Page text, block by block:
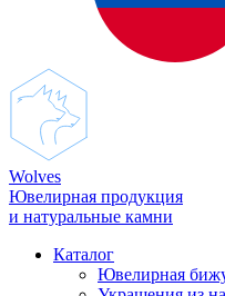
Wolves
Ювелирная продукция
и натуральные камни
Каталог
Ювелирная